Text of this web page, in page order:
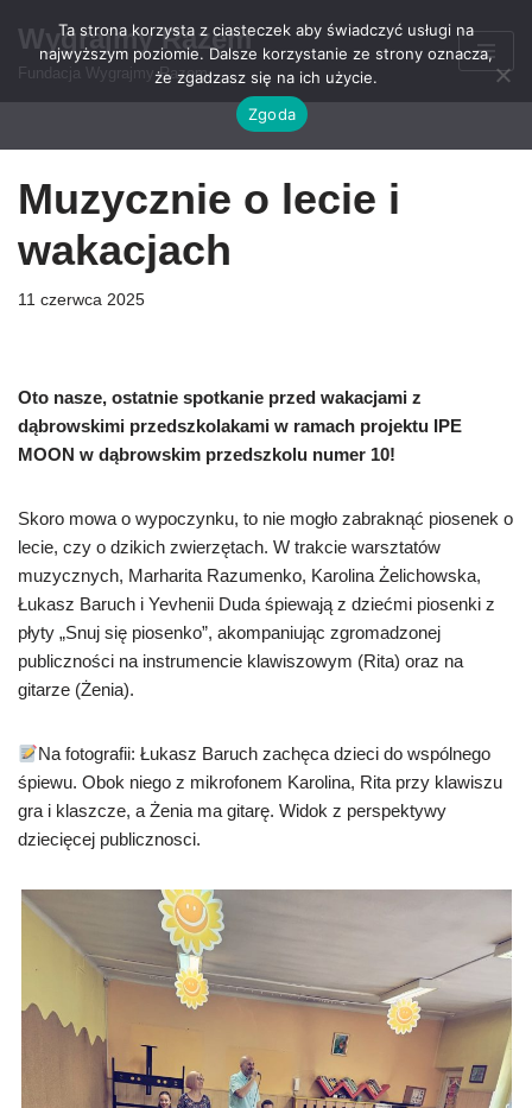
Przejdź
Wygrajmy Razem
Fundacja Wygrajmy Razem
Muzycznie o lecie i
wakacjach
11 czerwca 2025
Oto nasze, ostatnie spotkanie przed wakacjami z
dąbrowskimi przedszkolakami w ramach projektu IPE
MOON w dąbrowskim przedszkolu numer 10!
Skoro mowa o wypoczynku, to nie mogło zabraknąć piosenek o
lecie, czy o dzikich zwierzętach. W trakcie warsztatów
muzycznych, Marharita Razumenko, Karolina Żelichowska,
Łukasz Baruch i Yevhenii Duda śpiewają z dziećmi piosenki z
płyty „Snuj się piosenko”, akompaniując zgromadzonej
publiczności na instrumencie klawiszowym (Rita) oraz na
gitarze (Żenia).
Na fotografii: Łukasz Baruch zachęca dzieci do wspólnego
śpiewu. Obok niego z mikrofonem Karolina, Rita przy klawiszu
gra i klaszcze, a Żenia ma gitarę. Widok z perspektywy
dziecięcej publicznosci.
Ta strona korzysta z ciasteczek aby świadczyć usługi na
najwyższym poziomie. Dalsze korzystanie ze strony oznacza,
że zgadzasz się na ich użycie.
Zgoda